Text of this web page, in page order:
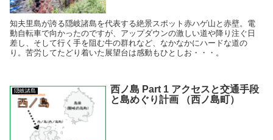
知夫里島が誇る隠岐諸島を代表する絶景スポット赤ハゲ山と赤壁。電
動自転車で向かったのですが、アップダウンの激しい道や降り注ぐ日
差し、そして行く手を阻む牛の群れなど、なかなかにハードな道の
り。苦労してたどり着いた展望台は感動もひとしお・・・。
隠岐諸島
西ノ島 Part 1 アクセスと交通手段
と島めぐり計画 （西ノ島町）